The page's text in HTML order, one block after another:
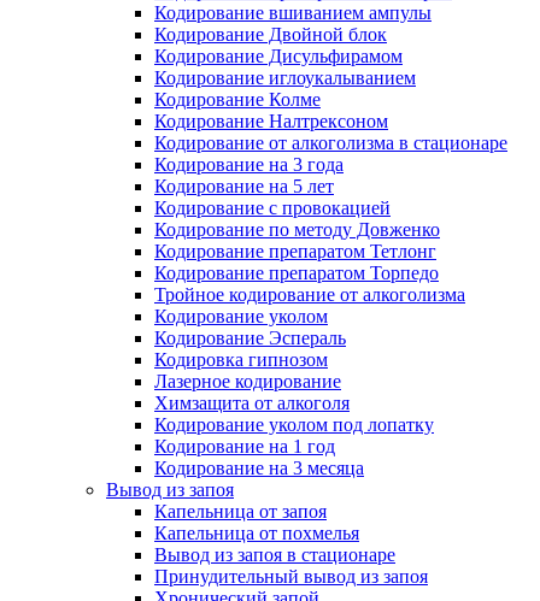
Кодирование вшиванием ампулы
Кодирование Двойной блок
Кодирование Дисульфирамом
Кодирование иглоукалыванием
Кодирование Колме
Кодирование Налтрексоном
Кодирование от алкоголизма в стационаре
Кодирование на 3 года
Кодирование на 5 лет
Кодирование с провокацией
Кодирование по методу Довженко
Кодирование препаратом Тетлонг
Кодирование препаратом Торпедо
Тройное кодирование от алкоголизма
Кодирование уколом
Кодирование Эспераль
Кодировка гипнозом
Лазерное кодирование
Химзащита от алкоголя
Кодирование уколом под лопатку
Кодирование на 1 год
Кодирование на 3 месяца
Вывод из запоя
Капельница от запоя
Капельница от похмелья
Вывод из запоя в стационаре
Принудительный вывод из запоя